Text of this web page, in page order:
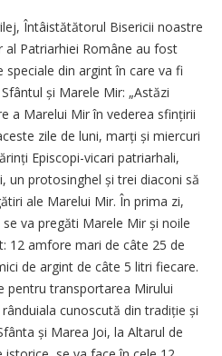
Întâistătătorul Bisericii noastre
al Patriarhiei Române au fost
din argint în care va fi
și Marele Mir: „Astăzi
a Marelui Mir în vederea sfințirii
zile de luni, marți și miercuri
Episcopi-vicari patriarhali,
un protosinghel și trei diaconi să
ale Marelui Mir. În prima zi,
va pregăti Marele Mir și noile
12 amfore mari de câte 25 de
de argint de câte 5 litri fiecare.
pentru transportarea Mirului
cunoscută din tradiție și
și Marea Joi, la Altarul de